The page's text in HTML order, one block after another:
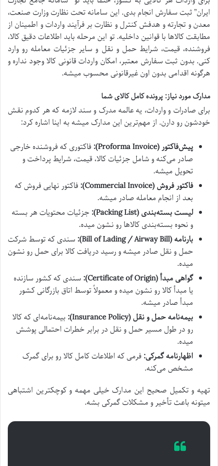
ایران” ثبت سفارش انجام بدی. این سامانه تحت نظارت وزارت صنعت،
معدن و تجارته و هدفش کنترل و نظارت بر فرآیند واردات و اطمینان از
مطابقت کالاها با قوانین داخلیه. تو این مرحله باید اطلاعات دقیق کالا،
فروشنده، قیمت، شرایط حمل و نقل و سایر جزئیات معامله رو وارد
کنی. بدون ثبت سفارش معتبر، امکان واردات قانونی کالا وجود نداره و
هرگونه اقدامی بدون اون غیرقانونی محسوب میشه.
مدارک مورد نیاز: پرونده کامل کالای شما
برای صادرات و واردات، یه عالمه مدرک و سند لازمه که هر کدوم نقش
خودشون رو دارن. از مهم‌ترین این مدارک میشه به اینا اشاره کرد:
پیش‌فاکتور (Proforma Invoice):
فاکتوری که فروشنده خارجی
صادر می‌کنه و شامل جزئیات کالا، قیمت، شرایط پرداخت و
تحویل میشه.
فاکتور فروش (Commercial Invoice):
فاکتور نهایی فروش که
بعد از انجام معامله صادر میشه.
لیست بسته‌بندی (Packing List):
جزئیات محتویات هر بسته
و نحوه بسته‌بندی کالاها رو نشون میده.
بارنامه (Bill of Lading / Airway Bill):
سندی که توسط شرکت
حمل و نقل صادر میشه و رسید دریافت کالا برای حمل رو نشون
میده.
گواهی مبدأ (Certificate of Origin):
سندی که کشور سازنده
یا مبدأ کالا رو نشون میده و معمولاً توسط اتاق بازرگانی کشور
مبدأ صادر میشه.
بیمه‌نامه حمل و نقل (Insurance Policy):
بیمه‌نامه‌ای که کالا
رو در طول مسیر حمل و نقل در برابر خطرات احتمالی پوشش
میده.
اظهارنامه گمرکی: فرمی که اطلاعات کامل کالا رو برای گمرک
مشخص می‌کنه.
تهیه و تکمیل صحیح این مدارک خیلی مهمه و کوچکترین اشتباهی
میتونه باعث تأخیر و مشکلات گمرکی بشه.